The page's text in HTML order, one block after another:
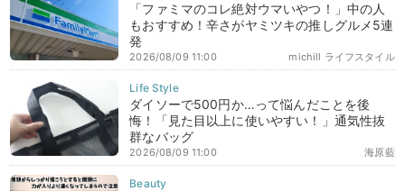
「ファミマのコレ絶対ウマいやつ！」中の人
もおすすめ！辛さがヤミツキの推しグルメ5連
発
michill ライフスタイル
2026/08/09 11:00
ダイソーで500円か…って悩んだことを後
悔！「見た目以上に使いやすい！」通気性抜
群なバッグ
海原藍
2026/08/09 11:00